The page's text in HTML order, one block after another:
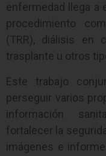
enfermedad llega a
procedimiento
(TRR), diálisis en
trasplante u otros
Este trabajo
perseguir varios
información
fortalecer la
imágenes e